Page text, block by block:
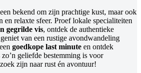
bekend om zijn prachtige kust, maar ook
relaxte sfeer. Proef lokale specialiteiten
gegrilde vis, ontdek de authentieke
van een rustige avondwandeling
goedkope last minute en ontdek
zo’n geliefde bestemming is voor
zijn naar rust én avontuur!